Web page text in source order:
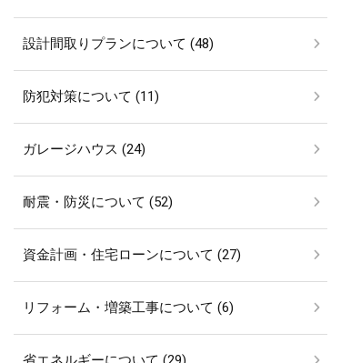
設計間取りプランについて (48)
防犯対策について (11)
ガレージハウス (24)
耐震・防災について (52)
資金計画・住宅ローンについて (27)
リフォーム・増築工事について (6)